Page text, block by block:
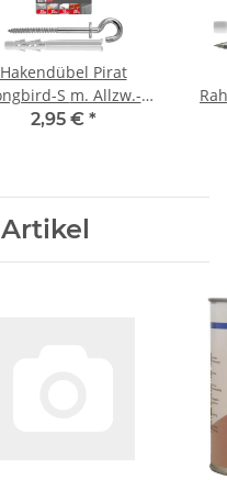
Hakendübel Pirat
S m. Allzw.-
XL BL
2,95 € *